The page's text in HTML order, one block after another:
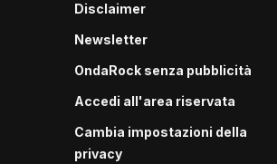
Disclaimer
Newsletter
OndaRock senza pubblicità
Accedi all'area riservata
Cambia impostazioni della
privacy